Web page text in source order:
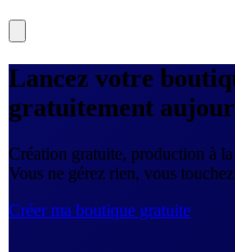
Lancez votre
gratuitement
Création gratuite, production à
Vous ne gérez rien, vous
Créer ma boutique gratuite